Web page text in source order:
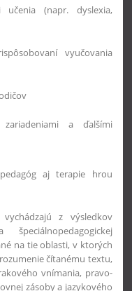
(napr. dyslexia,
vyučovania
a ďalšími
aj terapie hrou
z výsledkov
na tie oblasti, v ktorých
čítanému textu,
vnímania, pravo-
zásoby a jazykového